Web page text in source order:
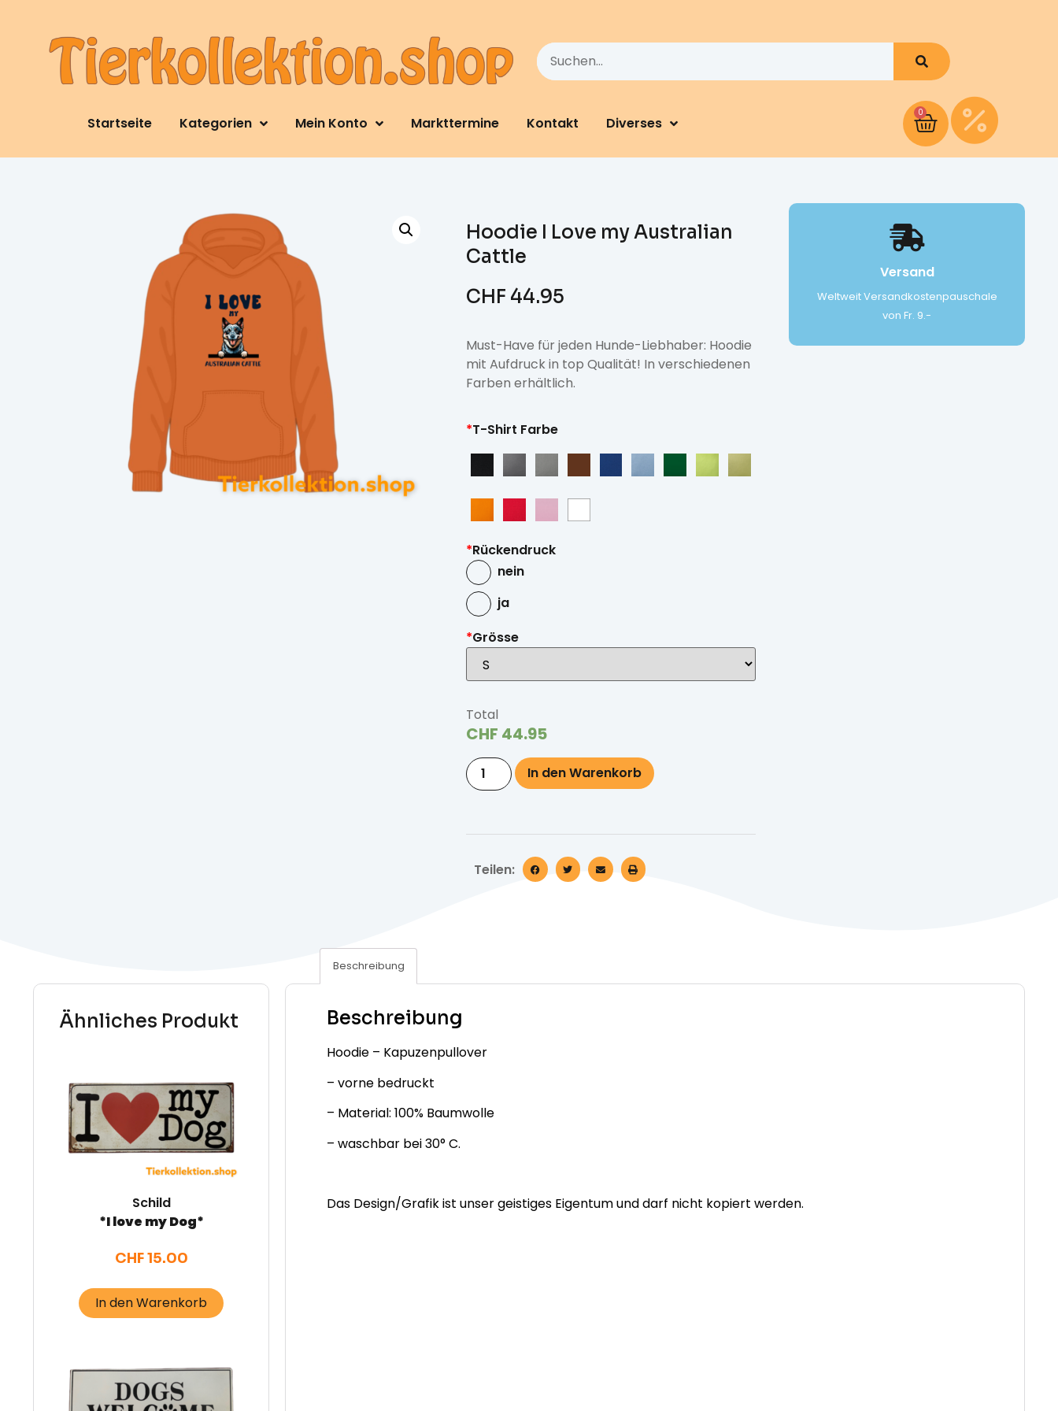
Startseite Kategorien Mein Konto Markttermine Kontakt Diverses
0
Hoodie I Love my Australian
Cattle
CHF 44.95
Must-Have für jeden Hunde-Liebhaber: Hoodie
mit Aufdruck in top Qualität! In verschiedenen
Farben erhältlich.
*T-Shirt Farbe
*Rückendruck
nein
ja
*Grösse
Total
CHF 44.95
In den Warenkorb
Teilen:
Versand
Weltweit Versandkostenpauschale
von Fr. 9.-
Ähnliches Produkt
Schild
*I love my Dog*
CHF15.00
In den Warenkorb
Beschreibung
Beschreibung
Hoodie – Kapuzenpullover
– vorne bedruckt
– Material: 100% Baumwolle
– waschbar bei 30° C.
Das Design/Grafik ist unser geistiges Eigentum und darf nicht kopiert werden.